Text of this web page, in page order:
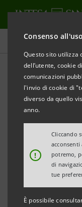
Consenso
Questo sito utilizza
dell’utente, cookie
comunicazioni
l'invio di cookie di
diverso da quello
anno.
!
Cliccando
acconsenti
potremo,
di
tue
È possibile
Comunicati stampa
STAMPA AGGIORNA
COMUNICATO
MADONNA DI
BELLINI “OSPITE
SANPAOLO DI
Un importante